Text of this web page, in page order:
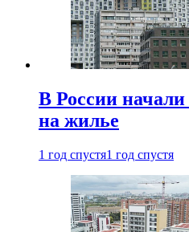
В России
на жилье
1 год спустя1 год спустя